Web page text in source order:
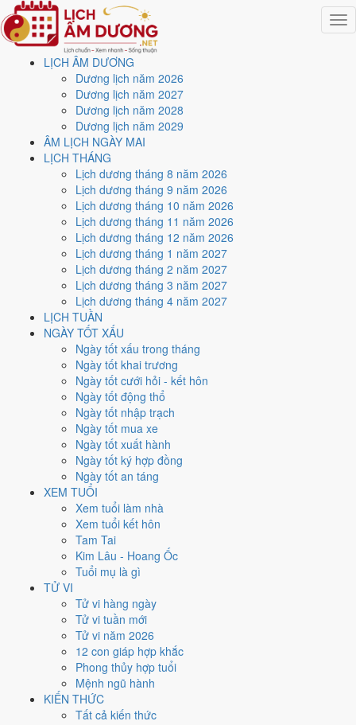
LỊCH ÂM DƯƠNG
Dương lịch năm 2026
Dương lịch năm 2027
Dương lịch năm 2028
Dương lịch năm 2029
ÂM LỊCH NGÀY MAI
LỊCH THÁNG
Lịch dương tháng 8 năm 2026
Lịch dương tháng 9 năm 2026
Lịch dương tháng 10 năm 2026
Lịch dương tháng 11 năm 2026
Lịch dương tháng 12 năm 2026
Lịch dương tháng 1 năm 2027
Lịch dương tháng 2 năm 2027
Lịch dương tháng 3 năm 2027
Lịch dương tháng 4 năm 2027
LỊCH TUẦN
NGÀY TỐT XẤU
Ngày tốt xấu trong tháng
Ngày tốt khai trương
Ngày tốt cưới hỏi - kết hôn
Ngày tốt động thổ
Ngày tốt nhập trạch
Ngày tốt mua xe
Ngày tốt xuất hành
Ngày tốt ký hợp đồng
Ngày tốt an táng
XEM TUỔI
Xem tuổi làm nhà
Xem tuổi kết hôn
Tam Tai
Kim Lâu - Hoang Ốc
Tuổi mụ là gì
TỬ VI
Tử vi hàng ngày
Tử vi tuần mới
Tử vi năm 2026
12 con giáp hợp khắc
Phong thủy hợp tuổi
Mệnh ngũ hành
KIẾN THỨC
Tất cả kiến thức
Trang chủ
Lịch năm 2026
Tháng 3/2026
Ngày 15/3/2026 (Mậu Tý)
Xem ngày15/3/2026
lịch - Ngày 27/1 âm lịch
(Mậu Tý) tốt hay xấu?
Ngày 15/3/2026 dương lịch (Chủ Nhật) là ngày 27/1/2026 âm lịch
Mậu Tý- Can khắc Chi, Trực Khai, Sao Hư, nạp âm Thích
Lịch Hỏa. Tổng hòa, đây làNgày Đại Cátvới điểm trung bình
cho các việc quan trọng. Giờ Hoàng Đạo trong ngày:
Ngọ, Thân, Dậu.
Ngày Dương
Tháng 3 năm 2026
Tháng 1 âm năm 2026
Tiết Kinh Trập
Nhâm Tý
Bính Ngọ
Ngày Mậu Tý có TrựcKhai(ngày khai mở, bắt đầu mới) và gặp Sao
Thanh Long hoàng đạo . Điểm trung bình 7 việc chính
Ngày Đại Cát, rất hợp cho cưới hỏi, khai trương, ký kết.
Thân, Thìn, Sửuhợp ngày; tuổi
Ngày 15/3/2026 tốt hay xấu cho